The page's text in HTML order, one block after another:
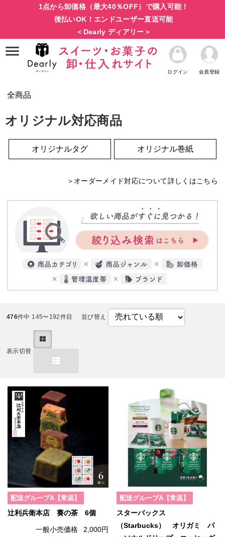
1点から卸価格（最大40％OFF）で購入可能！
後払いOK！エンドユーザー直送可能
＜Dearly ディアリー＞
ログイン 会員登録
全商品
オリジナル対応商品
オリジナルタグ オリジナル巻紙
＞オーダーメイド対応について詳しくはこちら
476件中 145〜192件目 並び替え
表示切替
配送グループA【常温】
辻利兵衛本店 賽の茶 6個
一般小売価格 2,000円
配送グループA【常温】
スターバックス
（Starbucks） オリガミ パ